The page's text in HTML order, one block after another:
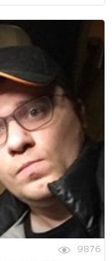
9876